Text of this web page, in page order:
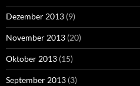
Dezember 2013 (9)
November 2013 (20)
Oktober 2013 (15)
September 2013 (3)